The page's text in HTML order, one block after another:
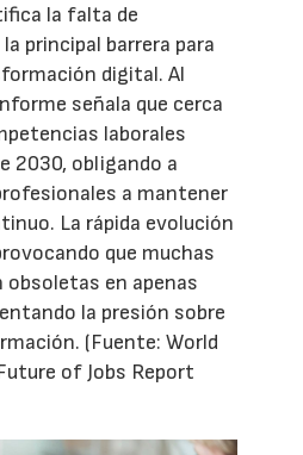
la falta de
principal barrera para
digital. Al
señala que cerca
laborales
2030, obligando a
a mantener
La rápida evolución
que muchas
obsoletas en apenas
la presión sobre
(Fuente: World
of Jobs Report